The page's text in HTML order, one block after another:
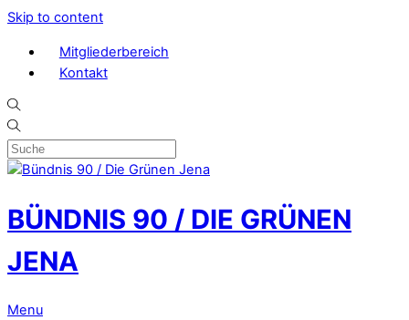
Skip to content
Mitgliederbereich
Kontakt
BÜNDNIS 90 / DIE GRÜNEN
JENA
Menu